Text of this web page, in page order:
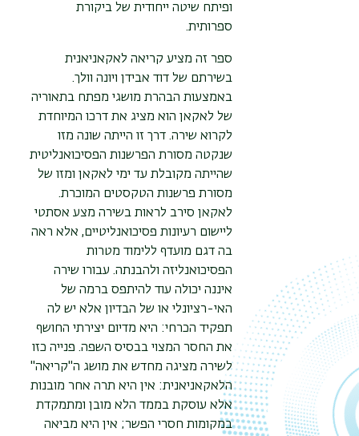
ופיתח שיטה ייחודית של ביקורת
ספרותית.
ספר זה מציע קריאה לאקאניאנית
בשירתם של דוד אבידן ויונה וולך.
באמצעות הבהרת מושגי מפתח בתאוריה
של לאקאן הוא מציג את דרכו המיוחדת
לקרוא שירה. דרך זו הייתה שונה מזו
שנקטה מסורת הפרשנות הפסיכואנליטית
שהייתה מקובלת עד ימי לאקאן ומזו של
מסורת פרשנות הטקסטים המוכרת.
לאקאן סירב לראות בשירה מצע אסתטי
ליישום רעיונות פסיכואנליטיים, אלא ראה
בה דגם מועדף ללימוד מטרות
הפסיכואנליזה ולהבנתה. עבורו שירה
איננה יכולה עוד להיתפס ברמה של
האי-רציונלי או של הבדיון אלא יש לה
תפקיד הכרחי: היא מדיום יצירתי החושף
את החסר המצוי בבסיס השפה. פנייה כזו
לשירה מציגה מחדש את מושג ה"קריאה"
הלאקאניאנית: אין היא תרה אחר מובנות
אלא עוסקת בממד הלא מובן ומתמקדת
במקומות חסרי הפשר; אין היא מביאה